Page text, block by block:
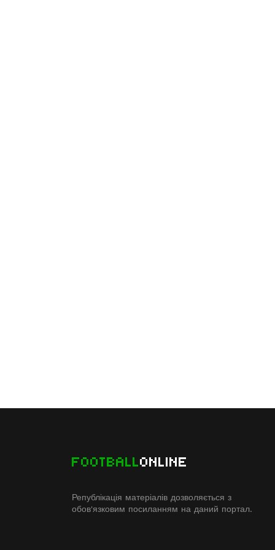
FOOTBALLONLINE
Републікація матеріалів дозволяється з
обов'язковим посиланням на даний портал.